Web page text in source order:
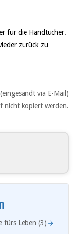
für die Handtücher.
zurück zu
via E-Mail)
nicht kopiert werden.
fürs Leben (3)